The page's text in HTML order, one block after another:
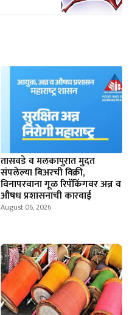
तासवडे व मलकापुरात मुदत
संपलेल्या बिअरची विक्री,
विनापरवाना गूळ रिपॅकिंगवर अन्न व
औषध प्रशासनाची कारवाई
August 06, 2026